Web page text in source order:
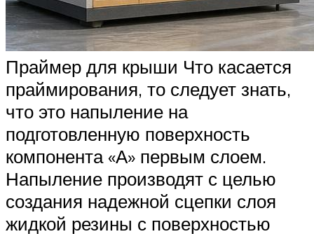
Праймер для крыши Что касается
праймирования, то следует знать,
что это напыление на
подготовленную поверхность
компонента «А» первым слоем.
Напыление производят с целью
создания надежной сцепки слоя
жидкой резины с поверхностью